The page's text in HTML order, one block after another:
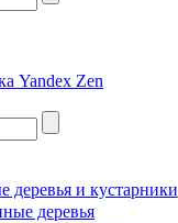
деревья и кустарники
деревья